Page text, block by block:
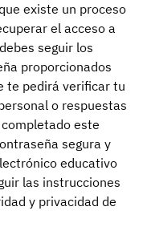
existe un proceso
el acceso a
seguir los
proporcionados
te pedirá verificar tu
o respuestas
este
segura y
educativo
las instrucciones
y privacidad de